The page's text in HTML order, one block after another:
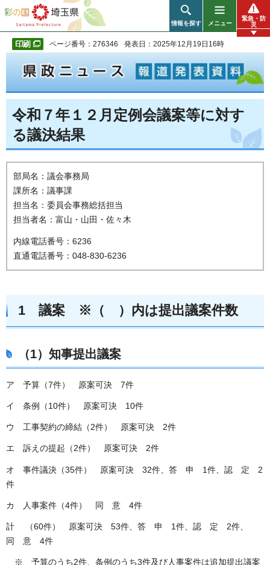
彩の国 埼玉県
情報を探す メニュー
緊急・防
災
ページ番号：276346 発表日：2025年12月19日16時
令和７年１２月定例会議案等に対す
る議決結果
部局名：議会事務局
課所名：議事課
担当名：委員会事務総括担当
担当者名：富山・山田・佐々木
内線電話番号：6236
直通電話番号：048-830-6236
1 議案 ※（ ）内は提出議案件数
（1）知事提出議案
ア 予算（7件） 原案可決 7件
イ 条例（10件） 原案可決 10件
ウ 工事契約の締結（2件） 原案可決 2件
エ 訴えの提起（2件） 原案可決 2件
オ 事件議決（35件） 原案可決 32件、答 申 1件、認 定 2
件
カ 人事案件（4件） 同 意 4件
計 （60件） 原案可決 53件、答 申 1件、認 定 2件、
同 意 4件
※ 予算のうち2件、条例のうち3件及び人事案件は追加提出議案